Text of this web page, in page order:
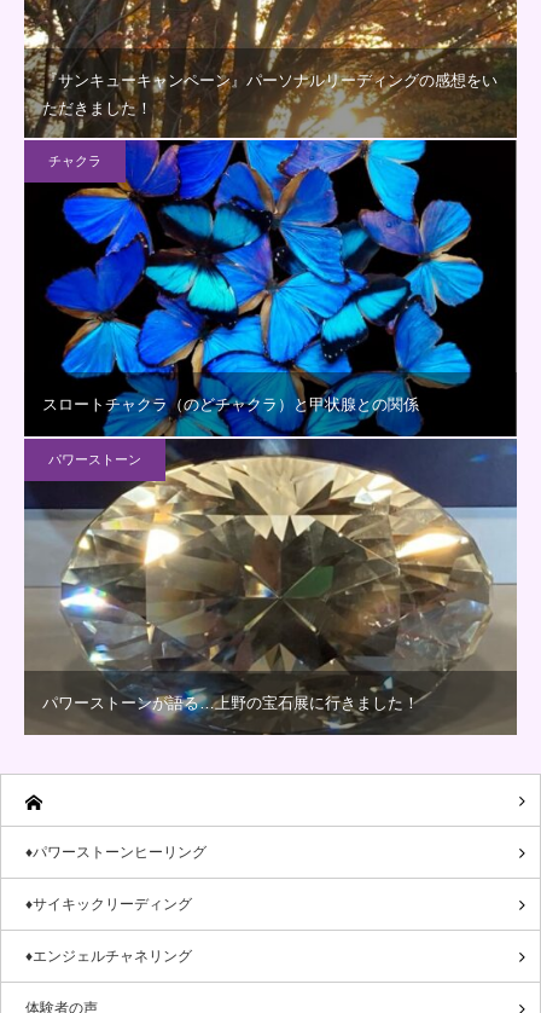
『サンキューキャンペーン』パーソナルリーディングの感想をい
ただきました！
チャクラ
スロートチャクラ（のどチャクラ）と甲状腺との関係
パワーストーン
パワーストーンが語る…上野の宝石展に行きました！
♦パワーストーンヒーリング
♦サイキックリーディング
♦エンジェルチャネリング
体験者の声